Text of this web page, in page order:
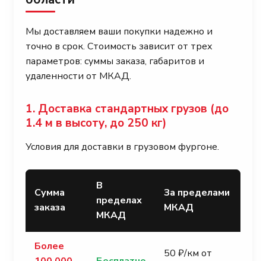
Мы доставляем ваши покупки надежно и
точно в срок. Стоимость зависит от трех
параметров: суммы заказа, габаритов и
удаленности от МКАД.
1. Доставка стандартных грузов (до
1.4 м в высоту, до 250 кг)
Условия для доставки в грузовом фургоне.
Сумма
заказа
В
пределах
МКАД
За пределами
МКАД
Более
50 ₽/км от